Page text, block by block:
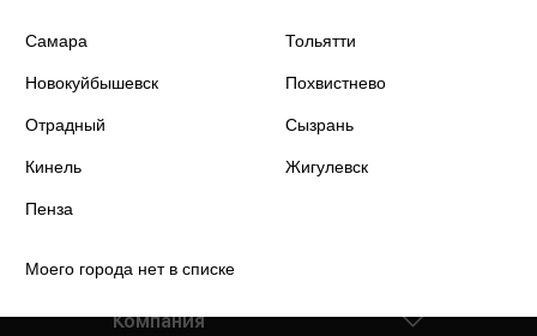
Самара Тольятти
Новокуйбышевск Похвистнево
Отрадный Сызрань
Кинель Жигулевск
Пенза
Моего города нет в списке
Компания